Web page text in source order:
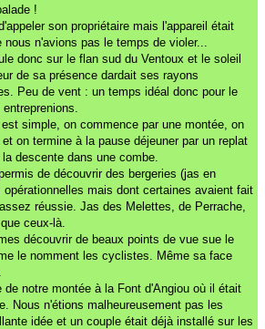
!
son propriétaire mais l'appareil était
n'avions pas le temps de violer...
donc sur le flan sud du Ventoux et le soleil
de sa présence dardait ses rayons
Peu de vent : un temps idéal donc pour le
est simple, on commence par une montée, on
on termine à la pause déjeuner par un replat
descente dans une combe.
de découvrir des bergeries (jas en
mais dont certaines avaient fait
réussie. Jas des Melettes, de Perrache,
ceux-là.
découvrir de beaux points de vue sue le
le nomment les cyclistes. Même sa face
de notre montée à la Font d'Angiou où il était
Nous n'étions malheureusement pas les
idée et un couple était déjà installé sur les